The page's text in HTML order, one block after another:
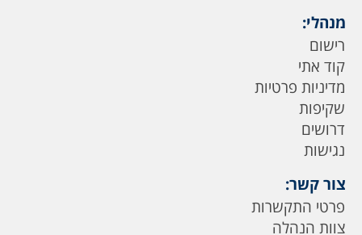
מנהלי:
רישום
קוד אתי
מדיניות פרטיות
שקיפות
דרושים
נגישות
צור קשר:
פרטי התקשרות
צוות הנהלה